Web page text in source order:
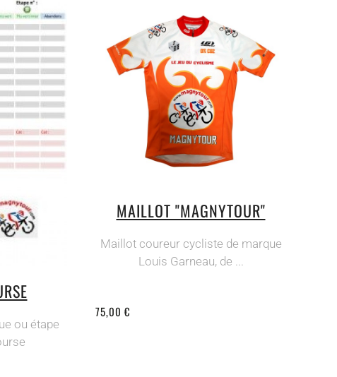
ou étape
MAILLOT "MAGNYTOUR"
Maillot coureur cycliste de marque
Louis Garneau, de ...
75,00 €